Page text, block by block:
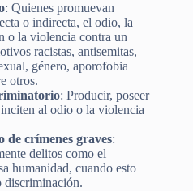
: Quienes promuevan
o indirecta, el odio, la
o la violencia contra un
racistas, antisemitas,
género, aporofobia
otros.
: Producir, poseer
al odio o la violencia
de crímenes graves:
delitos como el
humanidad, cuando esto
discriminación.